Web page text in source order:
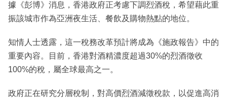
據《彭博》消息，香港政府正考慮下調烈酒稅，希望藉此重
振該城市作為亞洲夜生活、餐飲及購物熱點的地位。
知情人士透露，這一稅務改革預計將成為《施政報告》中的
重要內容。目前，香港對酒精濃度超過30%的烈酒徵收
100%的稅，屬全球最高之一。
政府正在研究分層稅制，對高價烈酒減徵稅款，以促進高消